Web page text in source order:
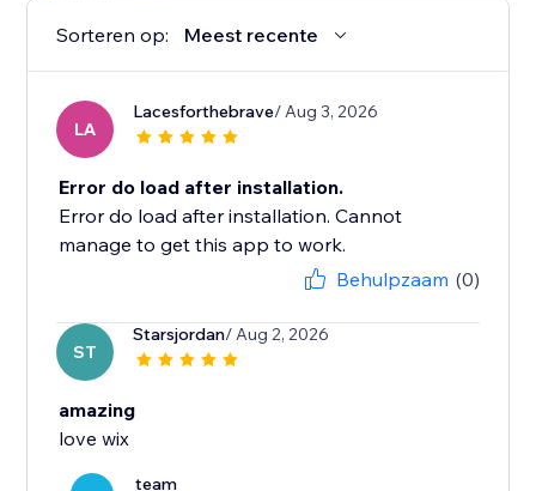
Sorteren op: Meest recente
LA
Lacesforthebrave/ Aug 3, 2026
Error do load after installation.
Error do load after installation. Cannot
manage to get this app to work.
Behulpzaam (0)
ST
Starsjordan/ Aug 2, 2026
amazing
love wix
team